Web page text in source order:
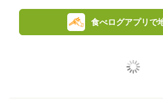
食べログアプリで